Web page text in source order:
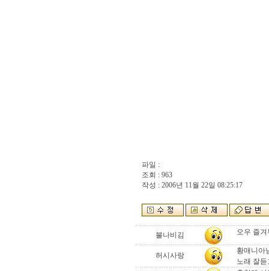
파일 :
조회 : 963
작성 : 2006년 11월 22일 08:25:17
불나비김 오우 즐
허시사랑
황매니아
노래 잘